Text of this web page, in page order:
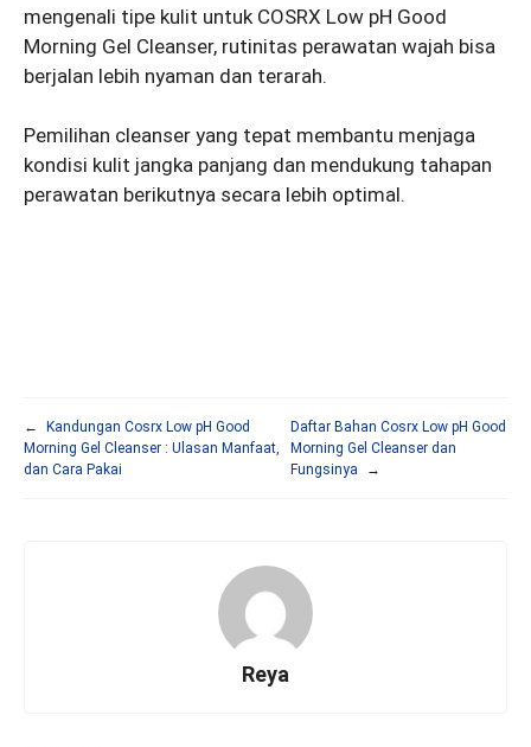
mengenali tipe kulit untuk COSRX Low pH Good
Morning Gel Cleanser, rutinitas perawatan wajah bisa
berjalan lebih nyaman dan terarah.
Pemilihan cleanser yang tepat membantu menjaga
kondisi kulit jangka panjang dan mendukung tahapan
perawatan berikutnya secara lebih optimal.
←
Kandungan Cosrx Low pH Good
Morning Gel Cleanser : Ulasan Manfaat,
dan Cara Pakai
Daftar Bahan Cosrx Low pH Good
Morning Gel Cleanser dan
Fungsinya
→
Reya